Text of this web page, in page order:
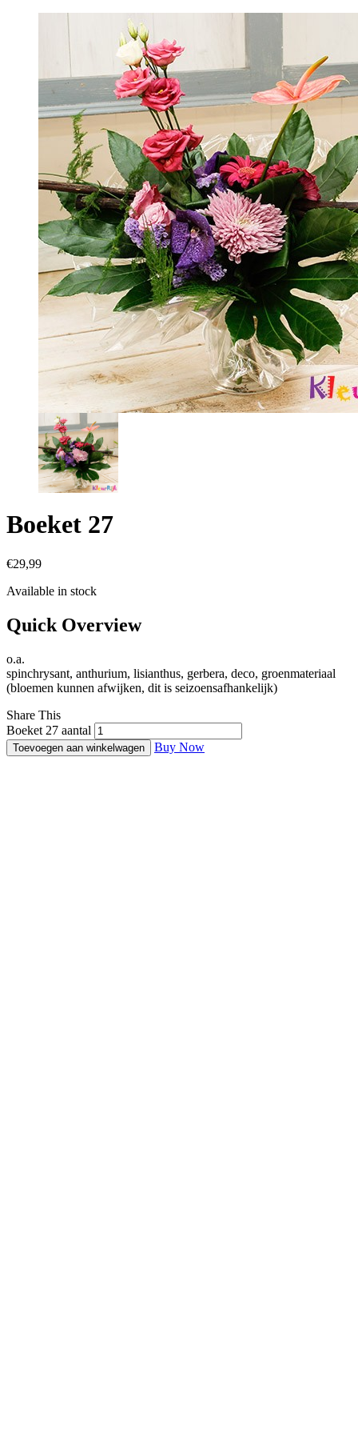
Boeket 27
€29,99
Available in stock
Quick Overview
o.a.
spinchrysant, anthurium, lisianthus, gerbera, deco, groenmateriaal
(bloemen kunnen afwijken, dit is seizoensafhankelijk)
Share This
Boeket 27 aantal
Toevoegen aan winkelwagen Buy Now